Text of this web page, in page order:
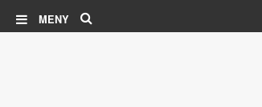
MENY